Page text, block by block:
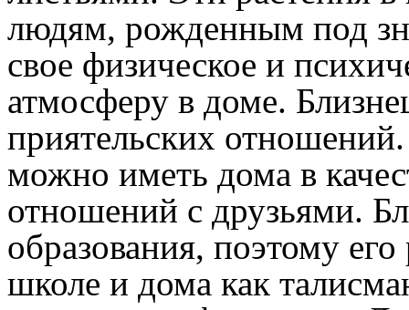
людям, рожденным под
свое физическое и
атмосферу в доме.
приятельских
можно иметь дома в
отношений с друзьями.
образования, поэтому
школе и дома как